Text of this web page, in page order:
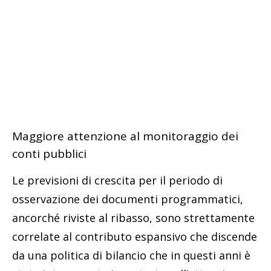
Maggiore attenzione al monitoraggio dei
conti pubblici
Le previsioni di crescita per il periodo di
osservazione dei documenti programmatici,
ancorché riviste al ribasso, sono strettamente
correlate al contributo espansivo che discende
da una politica di bilancio che in questi anni è